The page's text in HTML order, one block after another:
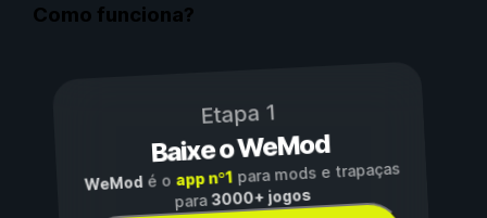
Como funciona?
Etapa 1
Baixe o WeMod
WeModé o app nº1para mods e trapaças
para3000+ jogos